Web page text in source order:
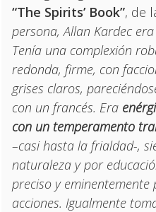
“The Spirits’ Book”, de
persona, Allan Kardec
Tenía una complexión
redonda, firme, con
grises claros,
con un francés. Era
con un temperamento
–casi hasta la frialdad-,
naturaleza y por
preciso y eminentemente
acciones. Igualmente